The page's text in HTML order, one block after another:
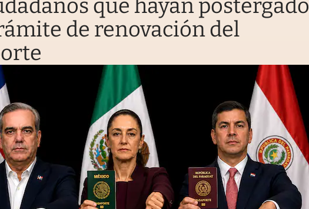
que hayan postergado
de renovación del